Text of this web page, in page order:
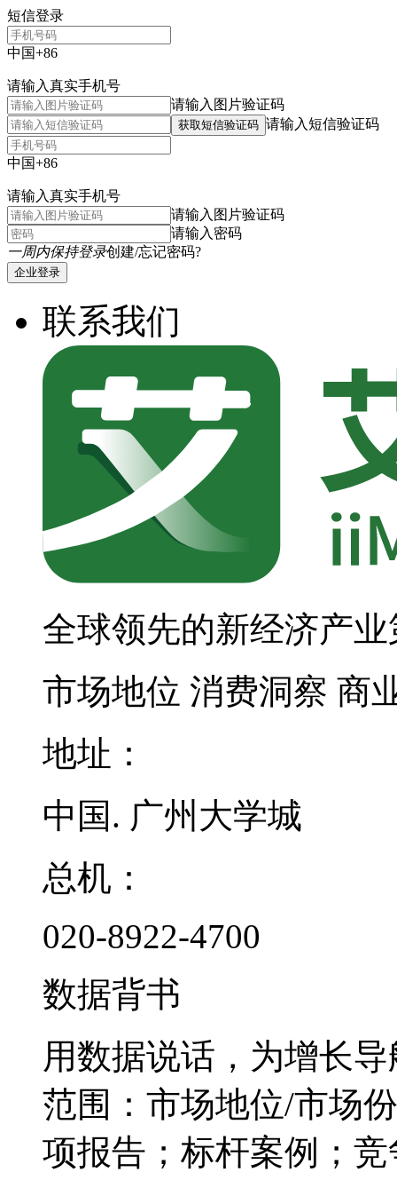
短信登录
中国+86
请输入真实手机号
请输入图片验证码
获取短信验证码 请输入短信验证码
中国+86
请输入真实手机号
请输入图片验证码
请输入密码
一周内保持登录创建/忘记密码?
企业登录
联系我们
全球领先的新经济产
市场地位 消费洞察 商
地址：
中国. 广州大学城
总机：
020-8922-4700
数据背书
用数据说话，为增长导
范围：市场地位/市场
项报告；标杆案例；